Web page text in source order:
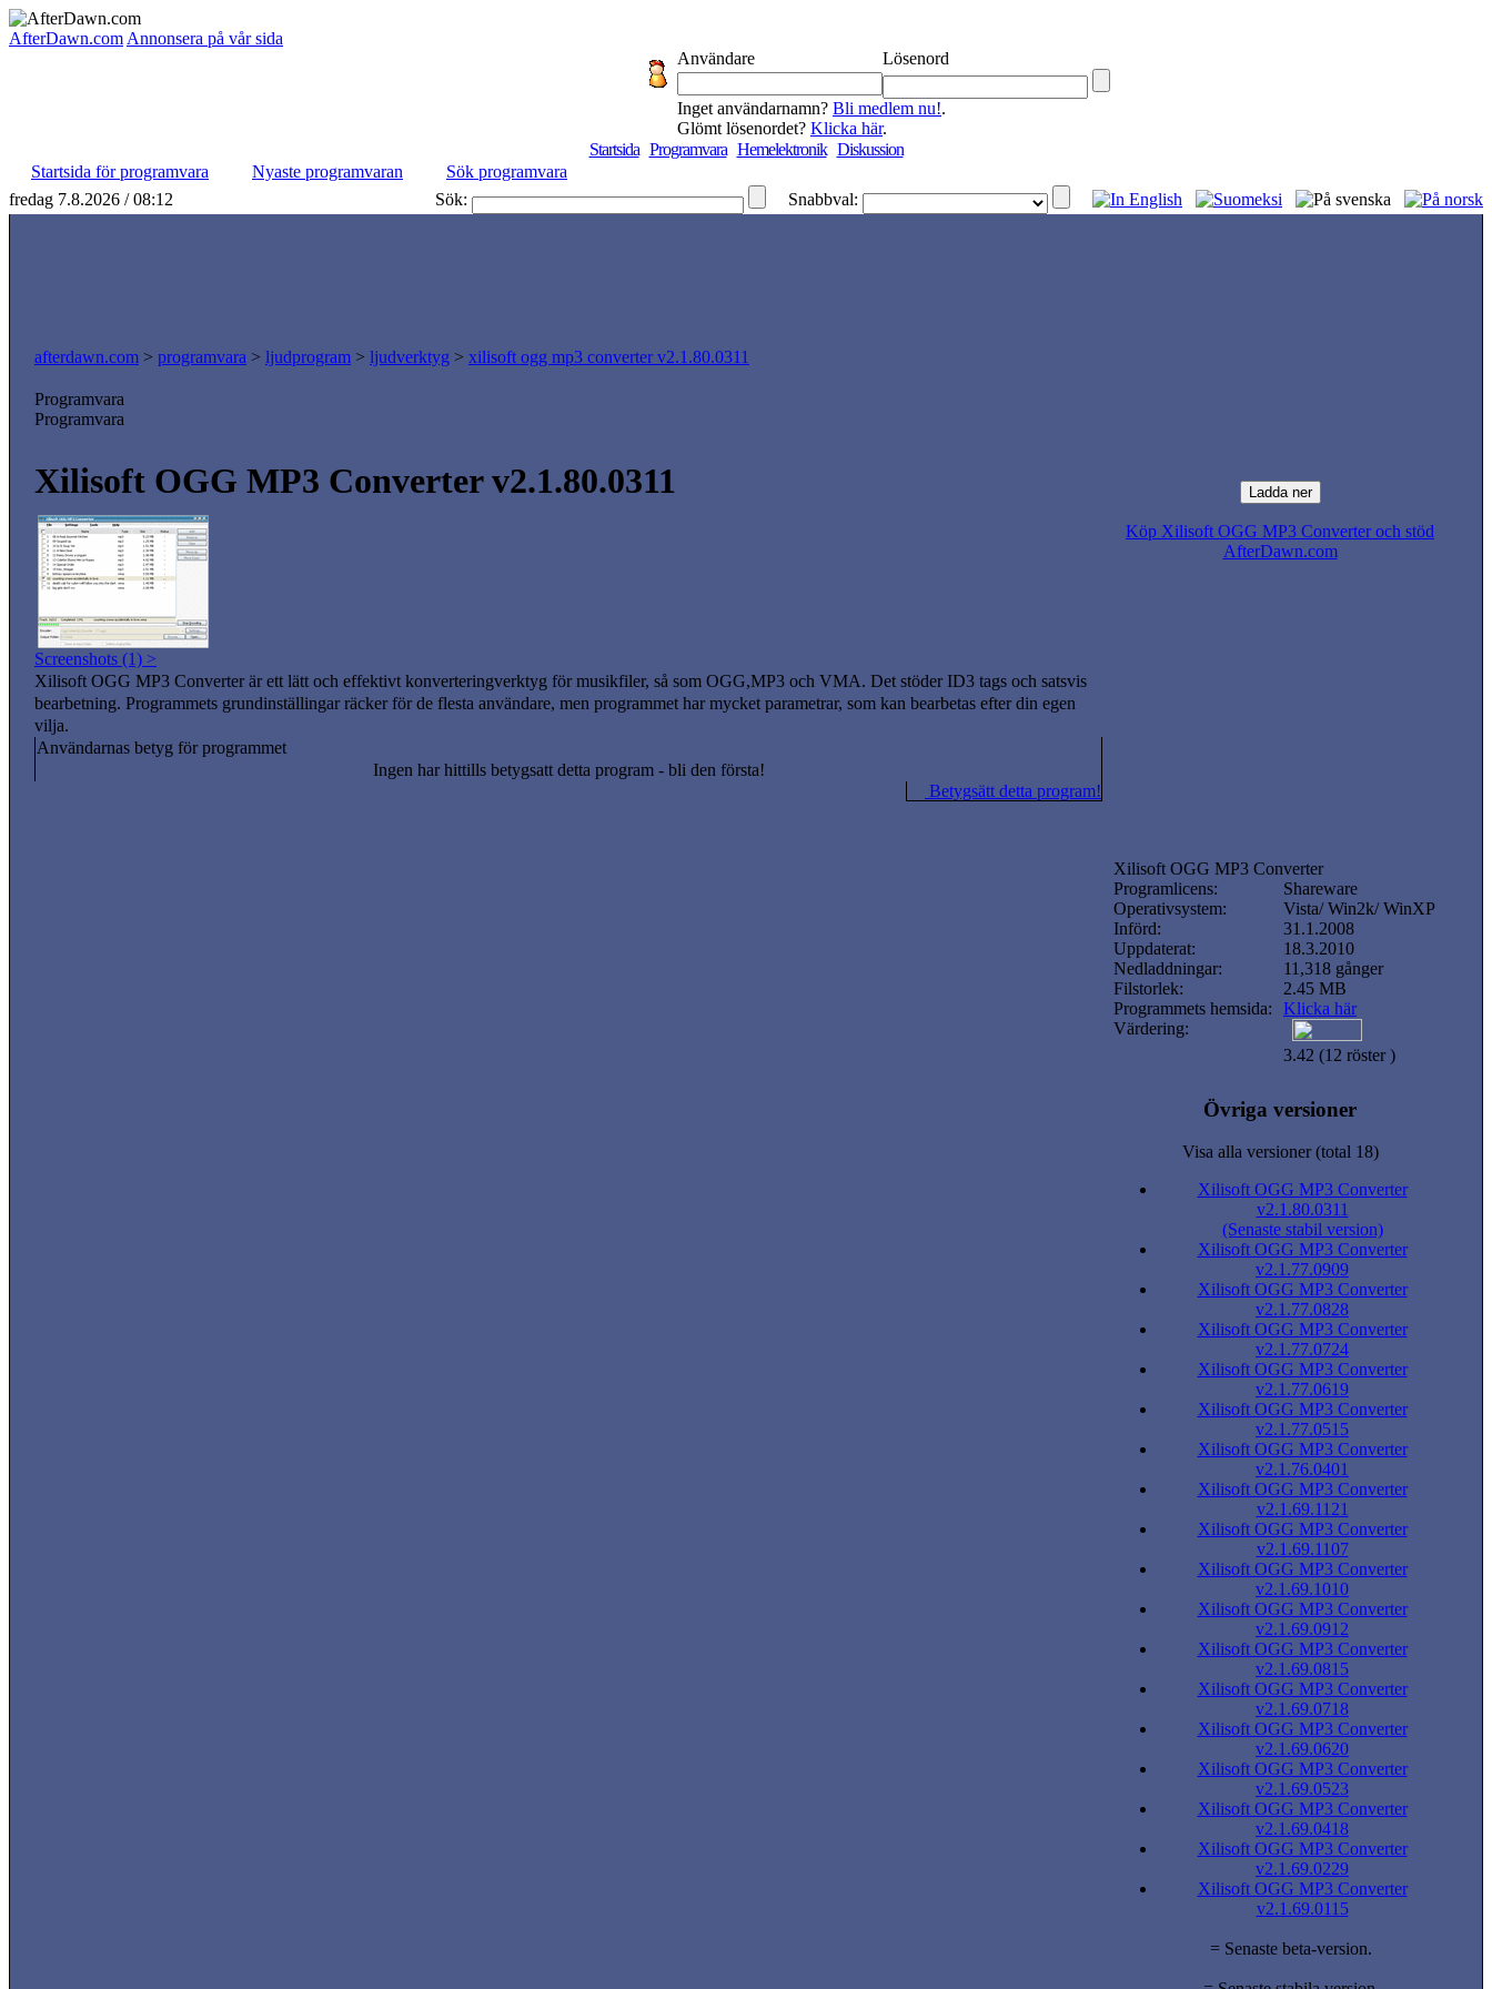
AfterDawn.com Annonsera på vår sida
Användare
Lösenord
Inget användarnamn? Bli medlem nu!.
Glömt lösenordet? Klicka här.
Startsida Programvara Hemelektronik Diskussion
Startsida för programvara
Nyaste programvaran
Sök programvara
fredag 7.8.2026 / 08:12
Sök: Snabbval:
afterdawn.com > programvara > ljudprogram > ljudverktyg > xilisoft ogg mp3 converter v2.1.80.0311
Programvara
Programvara
Xilisoft OGG MP3 Converter v2.1.80.0311
Screenshots (1) >
Xilisoft OGG MP3 Converter är ett lätt och effektivt konverteringverktyg för musikfiler, så som OGG,MP3 och VMA. Det stöder ID3 tags och satsvis
bearbetning. Programmets grundinställingar räcker för de flesta användare, men programmet har mycket parametrar, som kan bearbetas efter din egen
vilja.
Köp Xilisoft OGG MP3 Converter och stöd
AfterDawn.com
Xilisoft OGG MP3 Converter
Programlicens:
Shareware
Operativsystem:
Vista/ Win2k/ WinXP
Införd:
31.1.2008
Uppdaterat:
18.3.2010
Nedladdningar:
11,318 gånger
Filstorlek:
2.45 MB
Programmets hemsida:
Klicka här
Värdering:
3.42 (12 röster )
Övriga versioner
Visa alla versioner (total 18)
Xilisoft OGG MP3 Converter
v2.1.80.0311
(Senaste stabil version)
Xilisoft OGG MP3 Converter
v2.1.77.0909
Xilisoft OGG MP3 Converter
v2.1.77.0828
Xilisoft OGG MP3 Converter
v2.1.77.0724
Xilisoft OGG MP3 Converter
v2.1.77.0619
Xilisoft OGG MP3 Converter
v2.1.77.0515
Xilisoft OGG MP3 Converter
v2.1.76.0401
Xilisoft OGG MP3 Converter
v2.1.69.1121
Xilisoft OGG MP3 Converter
v2.1.69.1107
Xilisoft OGG MP3 Converter
v2.1.69.1010
Xilisoft OGG MP3 Converter
v2.1.69.0912
Xilisoft OGG MP3 Converter
v2.1.69.0815
Xilisoft OGG MP3 Converter
v2.1.69.0718
Xilisoft OGG MP3 Converter
v2.1.69.0620
Xilisoft OGG MP3 Converter
v2.1.69.0523
Xilisoft OGG MP3 Converter
v2.1.69.0418
Xilisoft OGG MP3 Converter
v2.1.69.0229
Xilisoft OGG MP3 Converter
v2.1.69.0115
= Senaste beta-version.
Användarnas betyg för programmet
Ingen har hittills betygsatt detta program - bli den första!
Betygsätt detta program!